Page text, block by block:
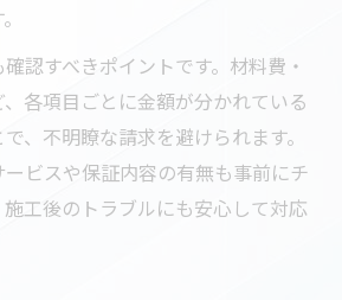
認すべきポイントです。材料費・
各項目ごとに金額が分かれている
、不明瞭な請求を避けられます。
ビスや保証内容の有無も事前にチ
工後のトラブルにも安心して対応